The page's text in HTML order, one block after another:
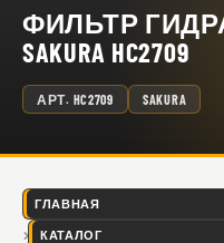
ФИЛЬТР
SAKURA HC2709
АРТ. HC2709 SAKURA
ГЛАВНАЯ
КАТАЛОГ